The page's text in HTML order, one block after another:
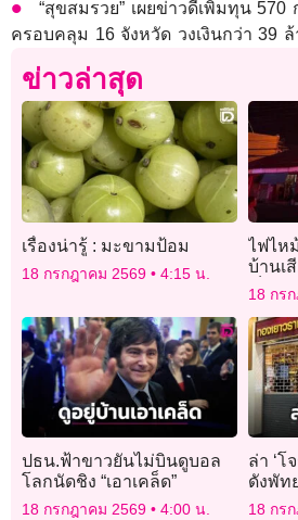
“สุขสมรวย” เผยข่าวดีเพิ่มทุน
ครอบคลุม 16 จังหวัด วงเงินกว่า 39
ข่าวล่าสุด
เรื่องน่ารู้ : มะขามป้อม
18 กรกฎาคม 2569 4:15 น.
ไฟไห
บ้านเ
เจ็บ 1
18 กร
ปธน.ฟ้าขาวยันไม่บินดูบอล
โลกนัดชิง “เอาเคล็ด”
18 กรกฎาคม 2569 4:00 น.
ล่า ‘โ
ดังพัท
ทำเพ
18 กร